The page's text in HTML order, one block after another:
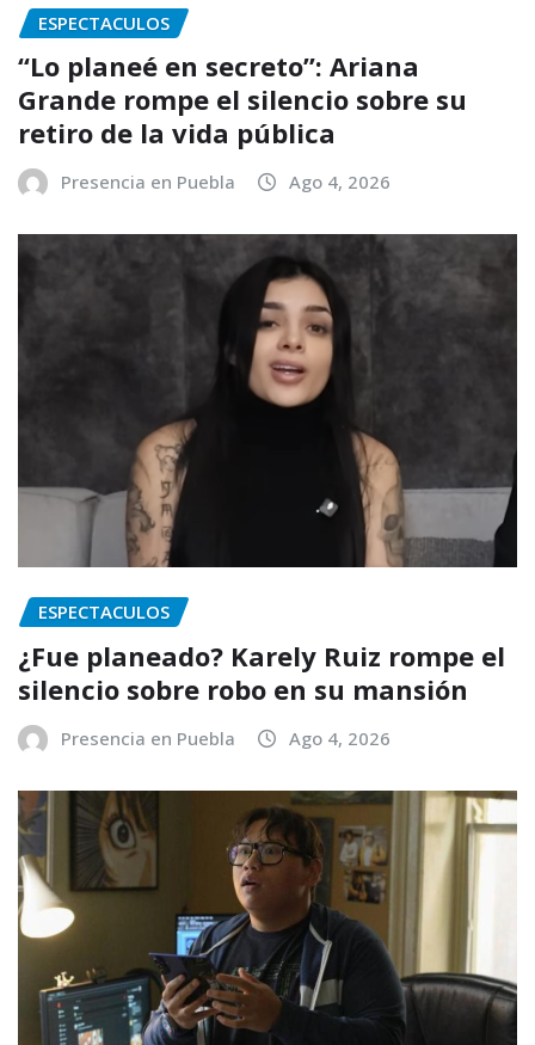
ESPECTACULOS
“Lo planeé en secreto”: Ariana
Grande rompe el silencio sobre su
retiro de la vida pública
Presencia en Puebla Ago 4, 2026
ESPECTACULOS
¿Fue planeado? Karely Ruiz rompe el
silencio sobre robo en su mansión
Presencia en Puebla Ago 4, 2026